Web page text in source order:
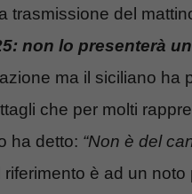
trasmissione del
non lo presenterà
ma il siciliano ha
che per molti
ha detto: “Non è del
è ad un